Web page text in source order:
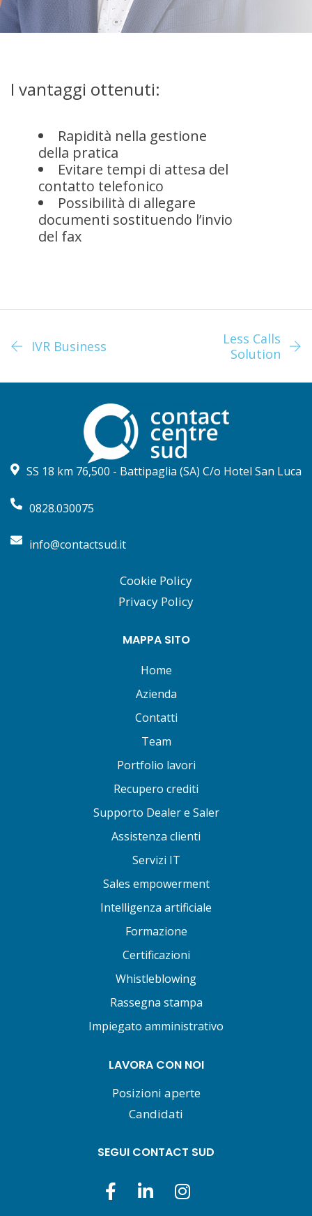
I vantaggi ottenuti:
Rapidità nella gestione
della pratica
Evitare tempi di attesa del
contatto telefonico
Possibilità di allegare
documenti sostituendo l’invio
del fax
IVR Business
Less Calls
Solution
SS 18 km 76,500 - Battipaglia (SA) C/o Hotel San Luca
0828.030075
info@contactsud.it
Cookie Policy
Privacy Policy
MAPPA SITO
Home
Azienda
Contatti
Team
Portfolio lavori
Recupero crediti
Supporto Dealer e Saler
Assistenza clienti
Servizi IT
Sales empowerment
Intelligenza artificiale
Formazione
Certificazioni
Whistleblowing
Rassegna stampa
Impiegato amministrativo
LAVORA CON NOI
Posizioni aperte
Candidati
SEGUI CONTACT SUD